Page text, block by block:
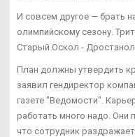
И совсем другое — брать
олимпийскому сезону.
Старый Оскол - Дростанол
План должны утвердить
заявил гендиректор
газете "Ведомости".
работать много надо. Они
что сотрудник